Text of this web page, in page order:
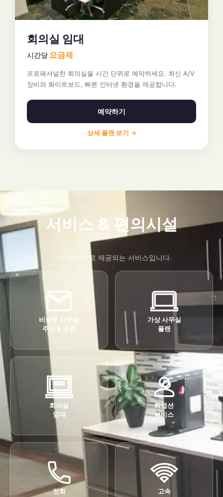
회의실 임대
시간당요금제
프로페셔널한 회의실을 시간 단위로 예약하세요. 최신 A/V
장비와 화이트보드, 빠른 인터넷 환경을 제공합니다.
예약하기
상세 플랜 보기 →
서비스 & 편의시설
기본/옵션으로 제공되는 서비스입니다.
비상주 사무실
주소 & 우편
가상 사무실
플랜
회의실
임대
리셉션
서비스
전화
고속